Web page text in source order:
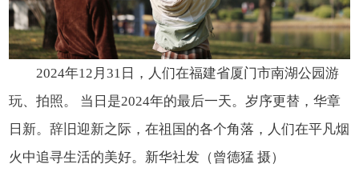
2024年12月31日，人们在福建省厦门市南湖公园游
玩、拍照。 当日是2024年的最后一天。岁序更替，华章
日新。辞旧迎新之际，在祖国的各个角落，人们在平凡烟
火中追寻生活的美好。新华社发（曾德猛 摄）